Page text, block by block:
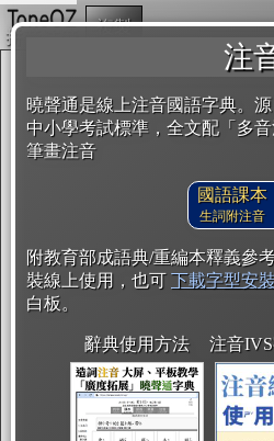
注
曉聲通是線上注音國語字典。源
中小學考試標準，全文配「多
筆畫注音
國語課本
生詞附注音
附教育部成語典/重編本釋義參
裝線上使用，也可 下載字型安
白板。
辭典使用方法 注音
複製